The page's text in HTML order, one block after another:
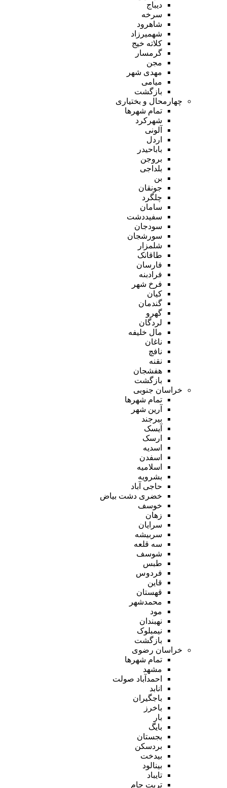
دیباج
سرخه
شاهرود
شهمیرزاد
کلاته خیج
گرمسار
مجن
مهدی شهر
میامی
بازگشت
چهارمحال و بختیاری
تمام شهر‌ها
شهرکرد
آلونی
اردل
باباحیدر
بروجن
بلداجی
بن
جونقان
چلگرد
سامان
سفیددشت
سودجان
سورشجان
شلمزار
طاقانک
فارسان
فرادبنه
فرخ شهر
کیان
گندمان
گهرو
لردگان
مال خلیفه
ناغان
نافچ
نقنه
هفشجان
بازگشت
خراسان جنوبی
تمام شهر‌ها
آرین شهر
بیرجند
آیسک
ارسک
اسدیه
اسفدن
اسلامیه
بشرویه
حاجی آباد
خضری دشت بیاض
خوسف
زهان
سرایان
سربیشه
سه قلعه
شوسف
طبس
فردوس
قاین
قهستان
محمدشهر
مود
نهبندان
نیمبلوک
بازگشت
خراسان رضوی
تمام شهر‌ها
مشهد
احمدآباد صولت
انابد
باجگیران
باخرز
بار
بایگ
بجستان
بردسکن
بیدخت
بینالود
تایباد
تربت جام